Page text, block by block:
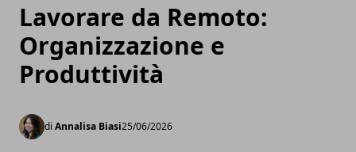
Lavorare da Remoto:
Organizzazione e
Produttività
di Annalisa Biasi25/06/2026